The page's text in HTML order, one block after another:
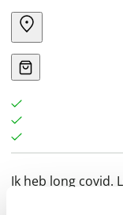
Ik heb long covid.
orgaan. Long